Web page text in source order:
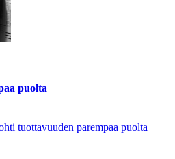
puolta
tuottavuuden parempaa puolta